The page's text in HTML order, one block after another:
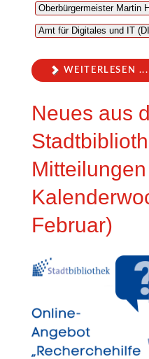
Oberbürgermeister Martin
Amt für Digitales und IT
WEITERLESEN ...
Neues aus
Februar)